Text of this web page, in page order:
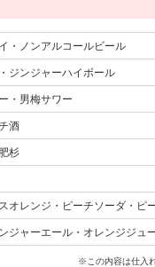
・ノンアルコールビール
ジンジャーハイボール
・男梅サワー
酒
杉
オレンジ・ピーチソーダ・ピ
ジャーエール・オレンジジュ
※この内容は仕入